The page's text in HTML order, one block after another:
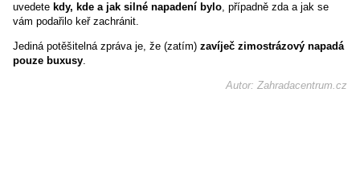
uvedete kdy, kde a jak silné napadení bylo, případně zda a jak se
vám podařilo keř zachránit.
Jediná potěšitelná zpráva je, že (zatím) zavíječ zimostrázový napadá
pouze buxusy.
Autor: Zahradacentrum.cz